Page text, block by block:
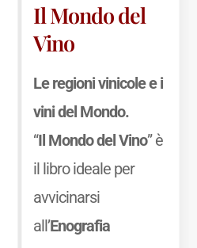
Il Mondo del
Vino
Le regioni vinicole e i
vini del Mondo.
“Il Mondo del Vino” è
il libro ideale per
avvicinarsi
all’Enografia